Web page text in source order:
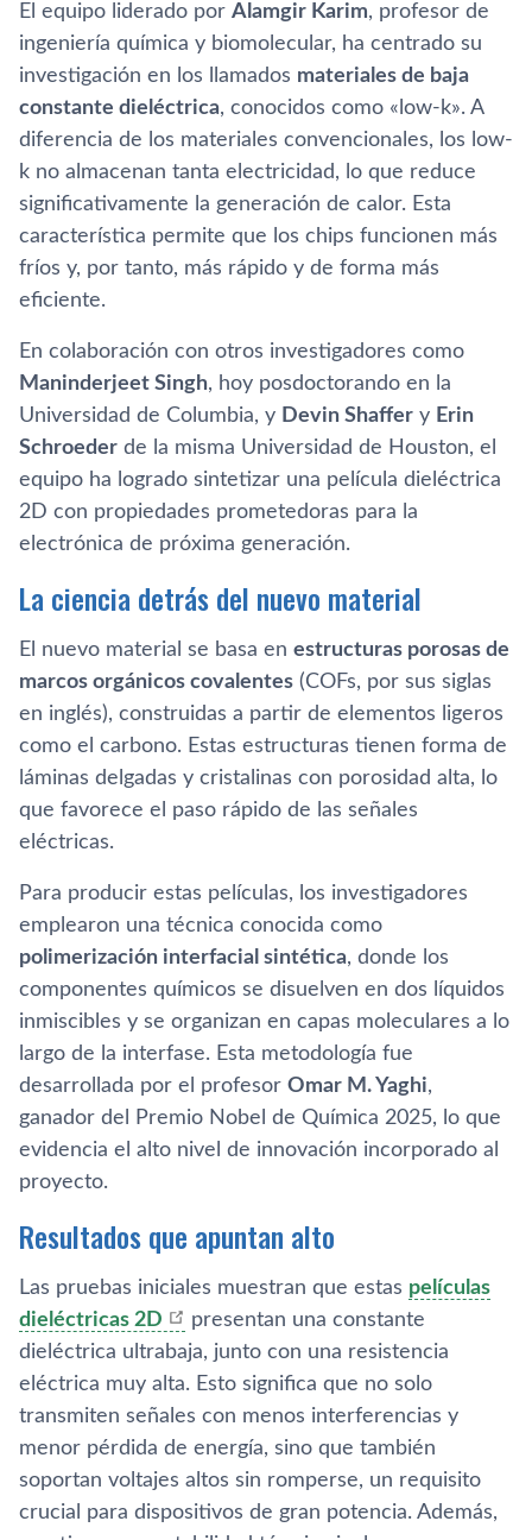
El equipo liderado por Alamgir Karim, profesor de
ingeniería química y biomolecular, ha centrado su
investigación en los llamados materiales de baja
constante dieléctrica, conocidos como «low-k». A
diferencia de los materiales convencionales, los low-
k no almacenan tanta electricidad, lo que reduce
significativamente la generación de calor. Esta
característica permite que los chips funcionen más
fríos y, por tanto, más rápido y de forma más
eficiente.
En colaboración con otros investigadores como
Maninderjeet Singh, hoy posdoctorando en la
Universidad de Columbia, y Devin Shaffer y Erin
Schroeder de la misma Universidad de Houston, el
equipo ha logrado sintetizar una película dieléctrica
2D con propiedades prometedoras para la
electrónica de próxima generación.
La ciencia detrás del nuevo material
El nuevo material se basa en estructuras porosas de
marcos orgánicos covalentes (COFs, por sus siglas
en inglés), construidas a partir de elementos ligeros
como el carbono. Estas estructuras tienen forma de
láminas delgadas y cristalinas con porosidad alta, lo
que favorece el paso rápido de las señales
eléctricas.
Para producir estas películas, los investigadores
emplearon una técnica conocida como
polimerización interfacial sintética, donde los
componentes químicos se disuelven en dos líquidos
inmiscibles y se organizan en capas moleculares a lo
largo de la interfase. Esta metodología fue
desarrollada por el profesor Omar M. Yaghi,
ganador del Premio Nobel de Química 2025, lo que
evidencia el alto nivel de innovación incorporado al
proyecto.
Resultados que apuntan alto
Las pruebas iniciales muestran que estas películas
dieléctricas 2D
presentan una constante
dieléctrica ultrabaja, junto con una resistencia
eléctrica muy alta. Esto significa que no solo
transmiten señales con menos interferencias y
menor pérdida de energía, sino que también
soportan voltajes altos sin romperse, un requisito
crucial para dispositivos de gran potencia. Además,